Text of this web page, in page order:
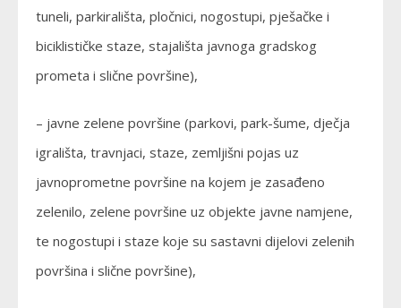
tuneli, parkirališta, pločnici, nogostupi, pješačke i
biciklističke staze, stajališta javnoga gradskog
prometa i slične površine),
– javne zelene površine (parkovi, park-šume, dječja
igrališta, travnjaci, staze, zemljišni pojas uz
javnoprometne površine na kojem je zasađeno
zelenilo, zelene površine uz objekte javne namjene,
te nogostupi i staze koje su sastavni dijelovi zelenih
površina i slične površine),